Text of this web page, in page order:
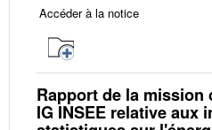
Accéder à la notice
Rapport de la mission
IG INSEE relative aux